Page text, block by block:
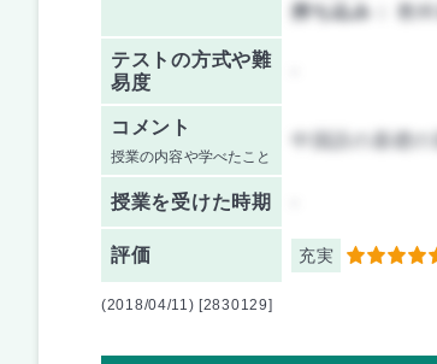
持ち込み：
教
テストの方式や難
易度
コメント
授業の内容や学べたこと
中国語の基礎
授業を受けた時期
評価 充実 5
(2018/04/11) [2830129]